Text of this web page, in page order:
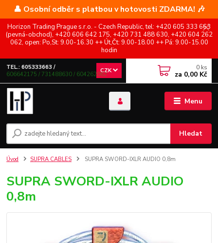
👤 Osobní odběr s platbou v hotovosti ZDARMA! 🎶
Horizon Trading Prague s.r.o. - Czech Republic, tel: +420 605 333 663
(pevná-obchod), +420 606 642 175, +420 731 488 630, +420 604 262
062, open: Po,St: 9.00-16.30 ++ Út,Čt: 9.00-18.00 ++ Pá: 9.00-15.00
hodin
Menu
CZK
Hledat
TEL.: 605333663 /
606642175 / 731488630 / 604262062
0 ks
za 0,00 Kč
Úvod SUPRA CABLES SUPRA SWORD-IXLR AUDIO 0,8m
SUPRA SWORD-IXLR AUDIO
0,8m